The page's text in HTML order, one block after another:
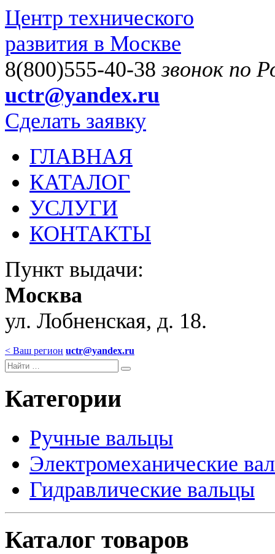
Центр технического
развития в Москве
8(800)555-40-38звонок по
uctr@yandex.ru
Сделать заявку
ГЛАВНАЯ
КАТАЛОГ
УСЛУГИ
КОНТАКТЫ
Пункт выдачи:
Москва
ул. Лобненская, д. 18.
< Ваш регион uctr@yandex.ru
Категории
Ручные вальцы
Электромеханические
Гидравлические вальцы
Каталог товаров